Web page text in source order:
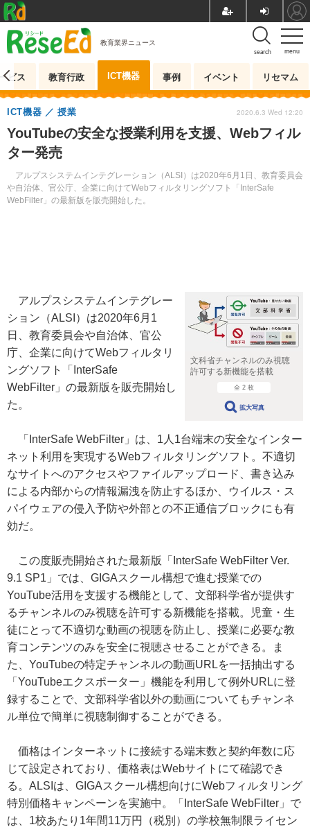
menu
search
教育業界ニュース
ビス 教育行政 ICT機器 事例 イベント リセマム
YouTubeの安全な授業利用を支援、Webフィル
ター発売
アルプスシステムインテグレーション（ALSI）は2020年6月1日、教育委員会
や自治体、官公庁、企業に向けてWebフィルタリングソフト「InterSafe
WebFilter」の最新版を販売開始した。
ICT機器 授業 2020.6.3 Wed 12:20
文科省チャンネルのみ視聴
許可する新機能を搭載
全 2 枚
拡大写真
アルプスシステムインテグレー
ション（ALSI）は2020年6月1
日、教育委員会や自治体、官公
庁、企業に向けてWebフィルタリ
ングソフト「InterSafe
WebFilter」の最新版を販売開始し
た。
「InterSafe WebFilter」は、1人1台端末の安全なインター
ネット利用を実現するWebフィルタリングソフト。不適切
なサイトへのアクセスやファイルアップロード、書き込み
による内部からの情報漏洩を防止するほか、ウイルス・ス
パイウェアの侵入予防や外部との不正通信ブロックにも有
効だ。
この度販売開始された最新版「InterSafe WebFilter Ver.
9.1 SP1」では、GIGAスクール構想で進む授業での
YouTube活用を支援する機能として、文部科学省が提供す
るチャンネルのみ視聴を許可する新機能を搭載。児童・生
徒にとって不適切な動画の視聴を防止し、授業に必要な教
育コンテンツのみを安全に視聴させることができる。ま
た、YouTubeの特定チャンネルの動画URLを一括抽出する
「YouTubeエクスポーター」機能を利用して例外URLに登
録することで、文部科学省以外の動画についてもチャンネ
ル単位で簡単に視聴制御することができる。
価格はインターネットに接続する端末数と契約年数に応
じて設定されており、価格表はWebサイトにて確認でき
る。ALSIは、GIGAスクール構想向けにWebフィルタリング
特別価格キャンペーンを実施中。「InterSafe WebFilter」で
は、1校あたり1年間11万円（税別）の学校無制限ライセン